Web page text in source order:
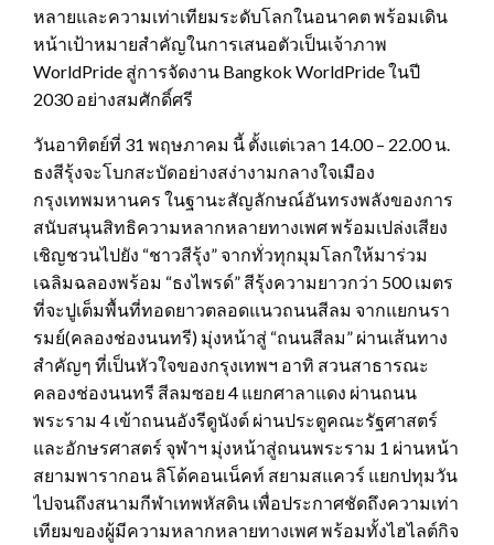
หลายและความเท่าเทียมระดับโลกในอนาคต พร้อมเดิน
หน้าเป้าหมายสำคัญในการเสนอตัวเป็นเจ้าภาพ
WorldPride สู่การจัดงาน Bangkok WorldPride ในปี
2030 อย่างสมศักดิ์ศรี
วันอาทิตย์ที่ 31 พฤษภาคม นี้ ตั้งแต่เวลา 14.00 – 22.00 น.
ธงสีรุ้งจะโบกสะบัดอย่างสง่างามกลางใจเมือง
กรุงเทพมหานคร ในฐานะสัญลักษณ์อันทรงพลังของการ
สนับสนุนสิทธิความหลากหลายทางเพศ พร้อมเปล่งเสียง
เชิญชวนไปยัง “ชาวสีรุ้ง” จากทั่วทุกมุมโลกให้มาร่วม
เฉลิมฉลองพร้อม “ธงไพรด์” สีรุ้งความยาวกว่า 500 เมตร
ที่จะปูเต็มพื้นที่ทอดยาวตลอดแนวถนนสีลม จากแยกนรา
รมย์(คลองช่องนนทรี) มุ่งหน้าสู่ “ถนนสีลม” ผ่านเส้นทาง
สำคัญๆ ที่เป็นหัวใจของกรุงเทพฯ อาทิ สวนสาธารณะ
คลองช่องนนทรี สีลมซอย 4 แยกศาลาแดง ผ่านถนน
พระราม 4 เข้าถนนอังรีดูนังต์ ผ่านประตูคณะรัฐศาสตร์
และอักษรศาสตร์ จุฬาฯ มุ่งหน้าสู่ถนนพระราม 1 ผ่านหน้า
สยามพารากอน ลิโด้คอนเน็คท์ สยามสแควร์ แยกปทุมวัน
ไปจนถึงสนามกีฬาเทพหัสดิน เพื่อประกาศชัดถึงความเท่า
เทียมของผู้มีความหลากหลายทางเพศ พร้อมทั้งไฮไลต์กิจ